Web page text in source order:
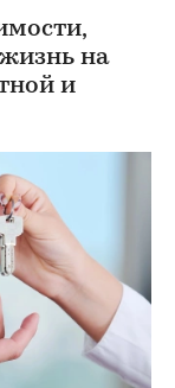
на
и